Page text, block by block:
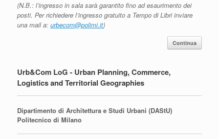
(N.B.: l’ingresso in sala sarà garantito fino ad esaurimento dei
posti. Per richiedere l’ingresso gratuito a Tempo di Libri inviare
una mail a: urbecom@polimi.it)
Continua
Urb&Com LoG - Urban Planning, Commerce,
Logistics and Territorial Geographies
Dipartimento di Architettura e Studi Urbani (DAStU)
Politecnico di Milano